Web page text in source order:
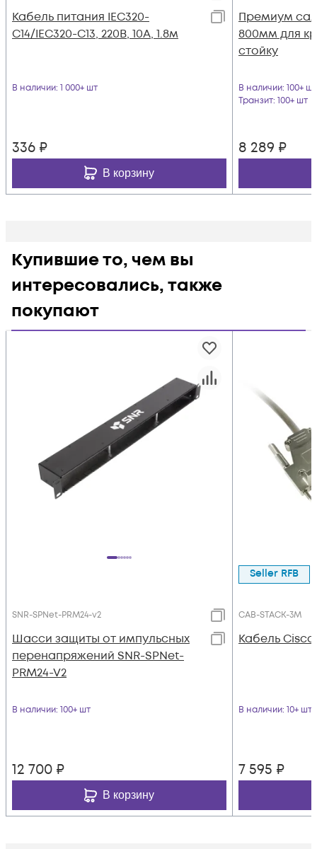
Кабель питания IEC320-
C14/IEC320-C13, 220B, 10А, 1.8м
В наличии: 1 000+ шт
336 ₽
В корзину
Премиум
800мм для
стойку
В наличии: 100+ шт
Транзит: 100+ шт
8 289 ₽
Купившие то, чем вы
интересовались, также
покупают
SNR-SPNet-PRM24-v2
Шасси защиты от импульсных
перенапряжений SNR-SPNet-
PRM24-V2
В наличии: 100+ шт
12 700 ₽
В корзину
Seller RFB
CAB-STACK-3M
Кабель Cisco
В наличии: 10+ шт
7 595 ₽